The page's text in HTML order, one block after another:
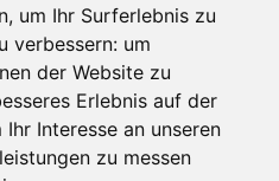
um Ihr Surferlebnis zu
verbessern: um
der Website zu
Erlebnis auf der
Ihr Interesse an unseren
zu messen